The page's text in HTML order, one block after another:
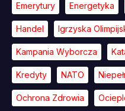
Emerytury Energetyka
Handel Igrzyska
Kampania Wyborcza
Kredyty NATO
Ochrona Zdrowia